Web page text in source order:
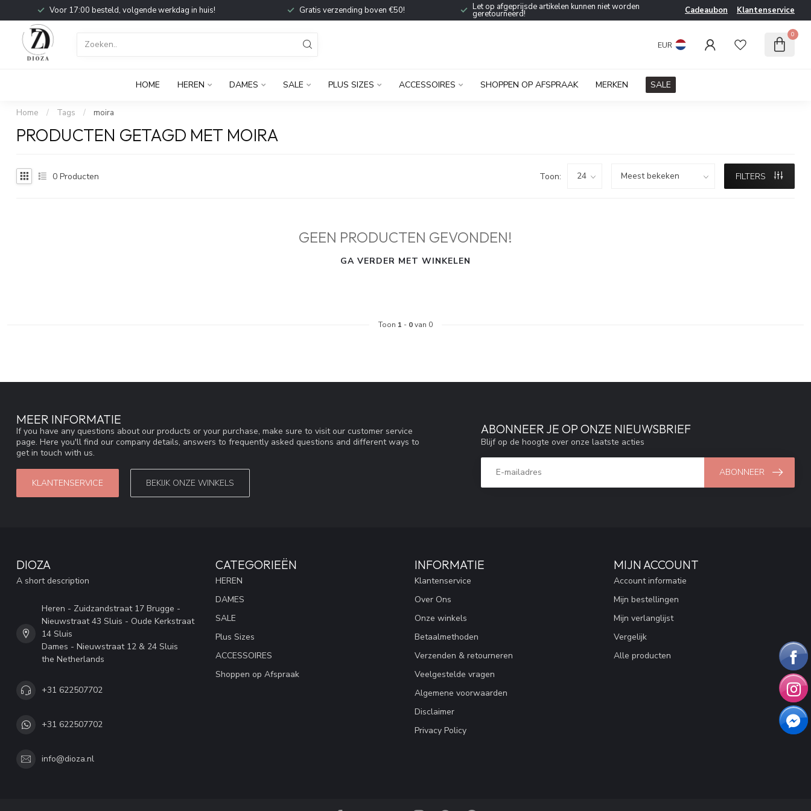
Voor 17:00 besteld, volgende werkdag in huis! Gratis verzending boven €50! Let op afgeprijsde artikelen kunnen niet worden
geretourneerd! Cadeaubon Klantenservice
EUR
0
HOME HEREN DAMES SALE PLUS SIZES ACCESSOIRES SHOPPEN OP AFSPRAAK MERKEN SALE
Home / Tags / moira
PRODUCTEN GETAGD MET MOIRA
0 Producten Toon: FILTERS
GEEN PRODUCTEN GEVONDEN!
GA VERDER MET WINKELEN
Toon 1 - 0van 0
MEER INFORMATIE
If you have any questions about our products or your purchase, make sure to visit our customer service
page. Here you'll find our company details, answers to frequently asked questions and different ways to
get in touch with us.
KLANTENSERVICE BEKIJK ONZE WINKELS
ABONNEER JE OP ONZE NIEUWSBRIEF
Blijf op de hoogte over onze laatste acties
ABONNEER
DIOZA
A short description
Heren - Zuidzandstraat 17 Brugge -
Nieuwstraat 43 Sluis - Oude Kerkstraat
14 Sluis
Dames - Nieuwstraat 12 & 24 Sluis
the Netherlands
+31 622507702
+31 622507702
info@dioza.nl
CATEGORIEËN
HEREN
DAMES
SALE
Plus Sizes
ACCESSOIRES
Shoppen op Afspraak
INFORMATIE
Klantenservice
Over Ons
Onze winkels
Betaalmethoden
Verzenden & retourneren
Veelgestelde vragen
Algemene voorwaarden
Disclaimer
Privacy Policy
MIJN ACCOUNT
Account informatie
Mijn bestellingen
Mijn verlanglijst
Vergelijk
Alle producten